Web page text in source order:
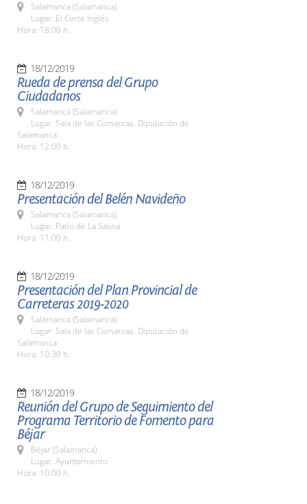
Salamanca (Salamanca)
Lugar: El Corte Inglés
Hora: 18:00 h.
18/12/2019
Rueda de prensa del Grupo
Ciudadanos
Salamanca (Salamanca)
Lugar: Sala de las Comarcas. Diputación de
Salamanca
Hora: 12:00 h.
18/12/2019
Presentación del Belén Navideño
Salamanca (Salamanca)
Lugar: Patio de La Salina
Hora: 11:00 h.
18/12/2019
Presentación del Plan Provincial de
Carreteras 2019-2020
Salamanca (Salamanca)
Lugar: Sala de las Comarcas. Diputación de
Salamanca
Hora: 10:30 h.
18/12/2019
Reunión del Grupo de Seguimiento del
Programa Territorio de Fomento para
Béjar
Béjar (Salamanca)
Lugar: Ayuntamiento
Hora: 10:00 h.